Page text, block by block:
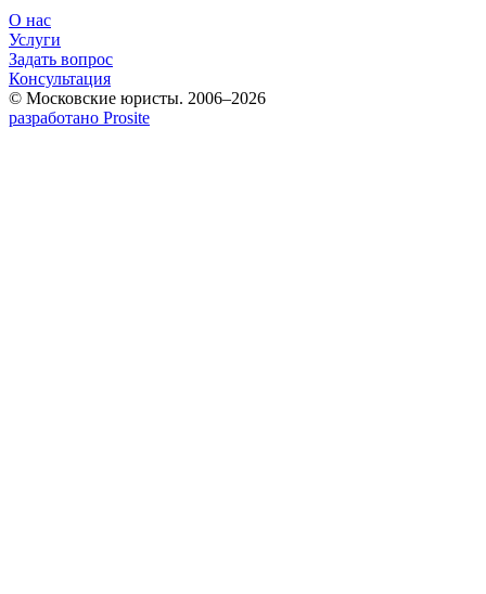
О нас
Услуги
Задать вопрос
Консультация
© Московские юристы. 2006–2026
разработано Prosite